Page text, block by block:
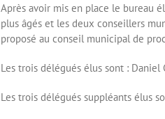
Après avoir mis en place le bureau
plus âgés et les deux conseillers
proposé au conseil municipal de
Les trois délégués élus sont : Daniel
Les trois délégués suppléants élus